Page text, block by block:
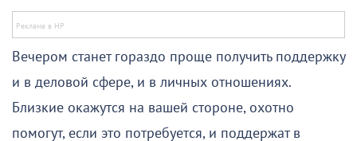
Вечером станет гораздо проще получить поддержку
и в деловой сфере, и в личных отношениях.
Близкие окажутся на вашей стороне, охотно
помогут, если это потребуется, и поддержат в